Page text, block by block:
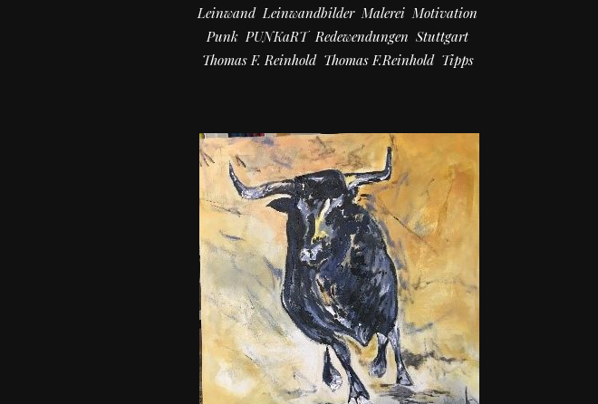
Leinwand Leinwandbilder Malerei Motivation
Punk PUNKaRT Redewendungen Stuttgart
Thomas F. Reinhold Thomas F.Reinhold Tipps